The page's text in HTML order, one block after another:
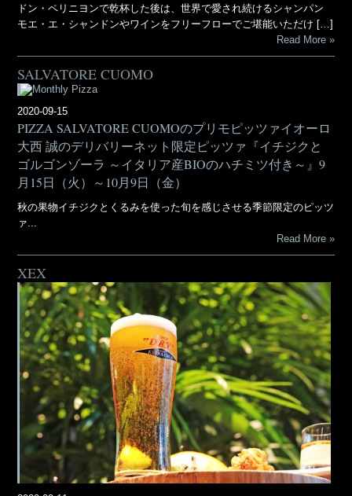
ドン・ペリニヨンで乾杯した後は、世界で愛され続けるシャンパン
モエ・エ・シャンドンやワインをフリーフローでご堪能いただけ […]
Read More
SALVATORE CUOMO
2020-09-15
PIZZA SALVATORE CUOMOのプリモピッツァイオーロ
大西 誠のデリバリーネット限定ピッツァ『イチジクと
ゴルゴンゾーラ ～イタリア産BIOのハチミツ付き～』9
月15日（火）～10月9日（金）
秋の果物イチジクとくるみを使った旬を感じさせる季節限定のピッツ
ァ...
Read More
XEX